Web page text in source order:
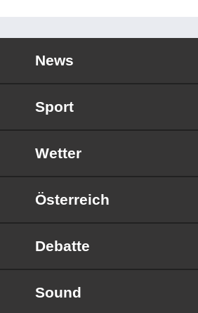
News
Sport
Wetter
Österreich
Debatte
Sound